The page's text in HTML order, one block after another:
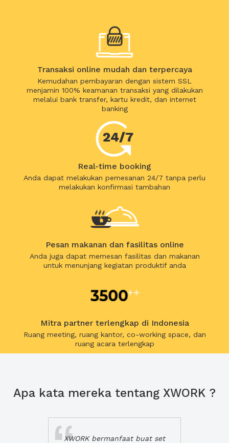
Transaksi online mudah dan terpercaya
Kemudahan pembayaran dengan sistem SSL
menjamin 100% keamanan transaksi yang dilakukan
melalui bank transfer, kartu kredit, dan internet
banking
Real-time booking
Anda dapat melakukan pemesanan 24/7 tanpa perlu
melakukan konfirmasi tambahan
Pesan makanan dan fasilitas online
Anda juga dapat memesan fasilitas dan makanan
untuk menunjang kegiatan produktif anda
Mitra partner terlengkap di Indonesia
Ruang meeting, ruang kantor, co-working space, dan
ruang acara terlengkap
Apa kata mereka tentang XWORK ?
XWORK bermanfaat buat set